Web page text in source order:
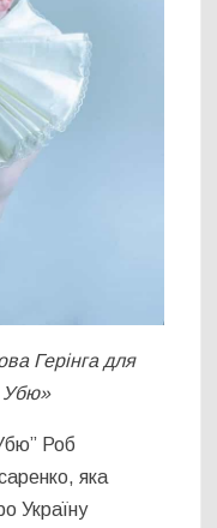
Герінга для
Убю»
Роб
яка
Україну